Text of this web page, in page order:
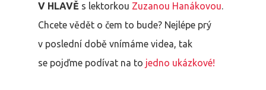
V HLAVĚ s lektorkou Zuzanou Hanákovou.
Chcete vědět o čem to bude? Nejlépe prý
v poslední době vnímáme videa, tak
se pojďme podívat na to jedno ukázkové!